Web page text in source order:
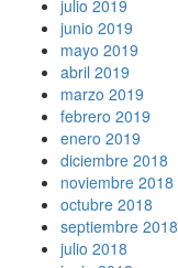
julio 2019
junio 2019
mayo 2019
abril 2019
marzo 2019
febrero 2019
enero 2019
diciembre 2018
noviembre 2018
octubre 2018
septiembre 2018
julio 2018